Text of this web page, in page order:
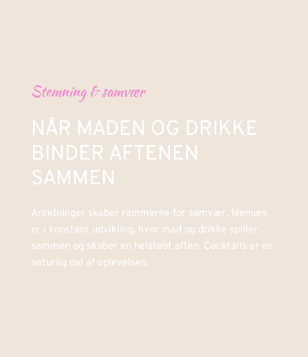
Stemning & samvær
NÅR MADEN OG DRIKKE
BINDER AFTENEN
SAMMEN
Anretninger skaber rammerne for samvær. Menuen
er i konstant udvikling, hvor mad og drikke spiller
sammen og skaber en helstøbt aften. Cocktails er en
naturlig del af oplevelsen.